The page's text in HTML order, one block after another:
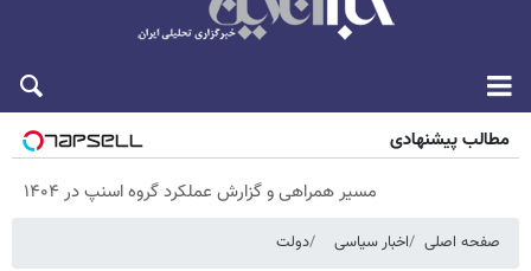
مطالب پیشنهادی
مسیر همراهی و گزارش عملکرد گروه اسنپ در ۱۴۰۴
صفحه اصلی اخبار سیاسی دولت